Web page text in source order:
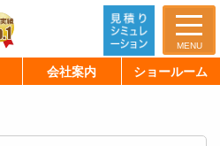
MENU
会社案内 ショールーム